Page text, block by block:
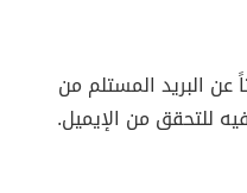
عن البريد المستلم من
فيه للتحقق من الإيميل.